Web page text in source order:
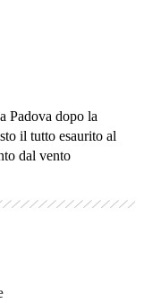
Padova dopo la
il tutto esaurito al
dal vento